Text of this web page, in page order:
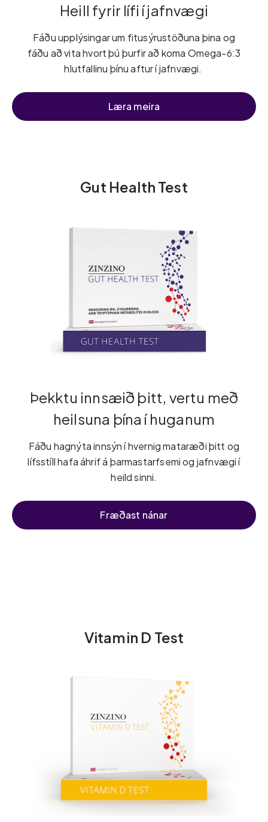
Heill fyrir lífi í jafnvægi
Fáðu upplýsingar um fitusýrustöðuna þina og
fáðu að vita hvort þú þurfir að koma Omega-6:3
hlutfallinu þínu aftur í jafnvægi.
Læra meira
Gut Health Test
Þekktu innsæið þitt, vertu með
heilsuna þína í huganum
Fáðu hagnýta innsýn í hvernig mataræði þitt og
lífsstíll hafa áhrif á þarmastarfsemi og jafnvægi í
heild sinni.
Fræðast nánar
Vitamin D Test